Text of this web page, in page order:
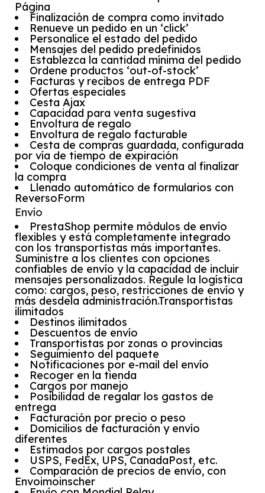
Página
Finalización de compra como invitado
Renueve un pedido en un ‘click’
Personalice el estado del pedido
Mensajes del pedido predefinidos
Establezca la cantidad mínima del pedido
Ordene productos ‘out-of-stock’
Facturas y recibos de entrega PDF
Ofertas especiales
Cesta Ajax
Capacidad para venta sugestiva
Envoltura de regalo
Envoltura de regalo facturable
Cesta de compras guardada, configurada
por vía de tiempo de expiración
Coloque condiciones de venta al finalizar
la compra
Llenado automático de formularios con
ReversoForm
Envío
PrestaShop permite módulos de envío
flexibles y está completamente integrado
con los transportistas más importantes.
Suministre a los clientes con opciones
confiables de envío y la capacidad de incluir
mensajes personalizados. Regule la logística
como: cargos, peso, restricciones de envío y
más desdela administración.Transportistas
ilimitados
Destinos ilimitados
Descuentos de envío
Transportistas por zonas o provincias
Seguimiento del paquete
Notificaciones por e-mail del envío
Recoger en la tienda
Cargos por manejo
Posibilidad de regalar los gastos de
entrega
Facturación por precio o peso
Domicilios de facturación y envío
diferentes
Estimados por cargos postales
USPS, FedEx, UPS, CanadaPost, etc.
Comparación de precios de envío, con
Envoimoinscher